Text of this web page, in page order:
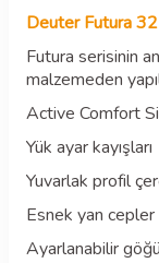
Deuter Futura
Futura serisinin
malzemeden
Active Comfort
Yük ayar kayışları
Yuvarlak profil
Esnek yan cepler
Ayarlanabilir